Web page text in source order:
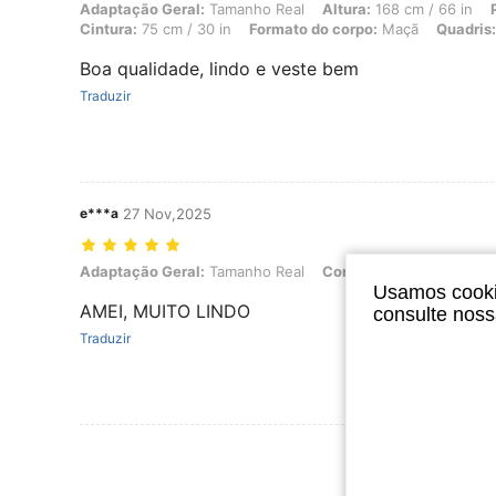
Adaptação Geral: Tamanho Real, Altura: 168 cm / 66 in, Peso: 80
Adaptação Geral: Tamanho Real Altura: 168 cm / 66 in
Cintura: 75 cm / 30 in Formato do corpo: Maçã Quadris:
Boa qualidade, lindo e veste bem
Traduzir
e***a 27 Nov,2025
Adaptação Geral: Tamanho Real, Cor: Azul e Branco, Tamanho: L
Adaptação Geral: Tamanho Real Cor:
AMEI, MUITO LINDO
Traduzir
Usamos
consulte